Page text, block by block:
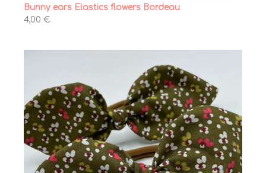
Bunny ears Elastics flowers Bordeau
4,00 €